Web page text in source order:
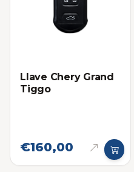
Llave Chery Grand
Tiggo
€160,00